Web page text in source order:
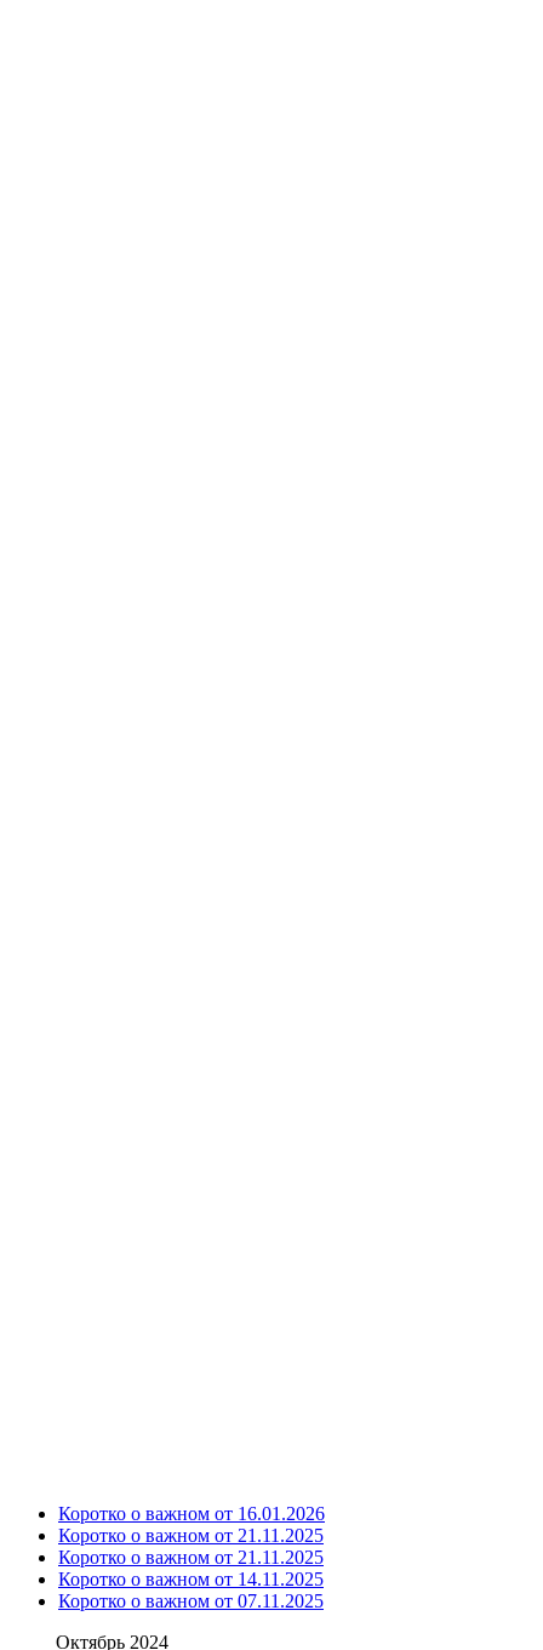
Коротко о важном от 16.01.2026
Коротко о важном от 21.11.2025
Коротко о важном от 21.11.2025
Коротко о важном от 14.11.2025
Коротко о важном от 07.11.2025
Октябрь 2024